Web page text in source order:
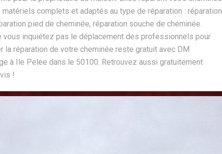
complets et adaptés au type de réparation : réparation
pied de cheminée, réparation souche de cheminée.
vous inquiétez pas le déplacement des professionnels pour
la réparation de votre cheminée reste gratuit avec DM
à Ile Pelee dans le 50100. Retrouvez aussi gratuitement
!